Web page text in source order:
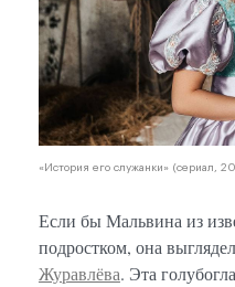
«История его служанки» (сериал,
Если бы Мальвина из
подростком, она
Журавлёва. Эта